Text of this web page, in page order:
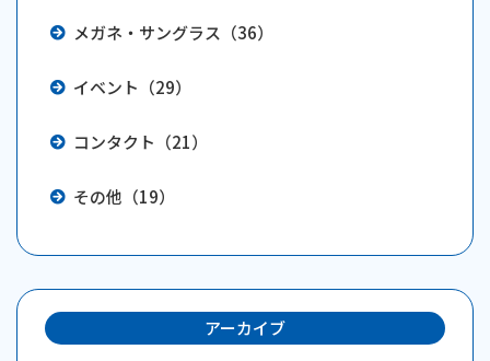
メガネ・サングラス（36）
イベント（29）
コンタクト（21）
その他（19）
アーカイブ